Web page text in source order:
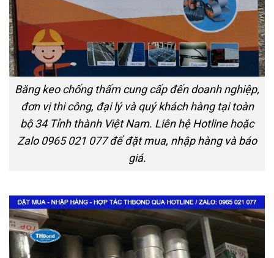
Băng keo chống thấm cung cấp đến doanh nghiệp,
đơn vị thi công, đại lý và quý khách hàng tại toàn
bộ 34 Tỉnh thành Việt Nam. Liên hệ Hotline hoặc
Zalo 0965 021 077 để đặt mua, nhập hàng và báo
giá.